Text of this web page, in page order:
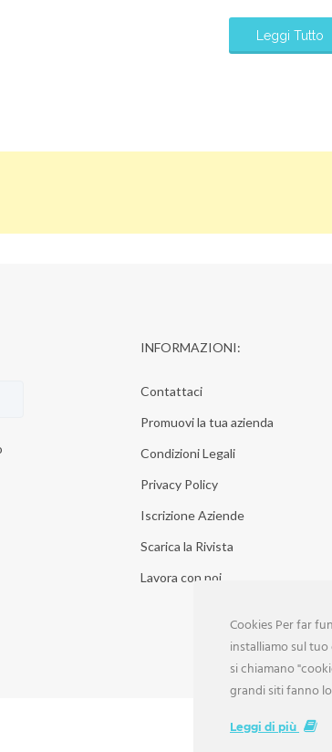
Leggi Tutto
INFORMAZIONI:
Contattaci
Promuovi la tua azienda
Condizioni Legali
Privacy Policy
Iscrizione Aziende
Scarica la Rivista
Lavora con noi
Cookies Per far
installiamo sul
si chiamano
grandi siti fanno
Leggi di più